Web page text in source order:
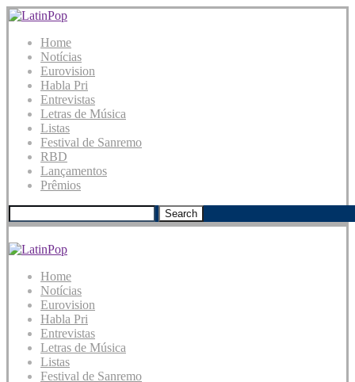
Home
Notícias
Eurovision
Habla Pri
Entrevistas
Letras de Música
Listas
Festival de Sanremo
RBD
Lançamentos
Prêmios
Search
Home
Notícias
Eurovision
Habla Pri
Entrevistas
Letras de Música
Listas
Festival de Sanremo